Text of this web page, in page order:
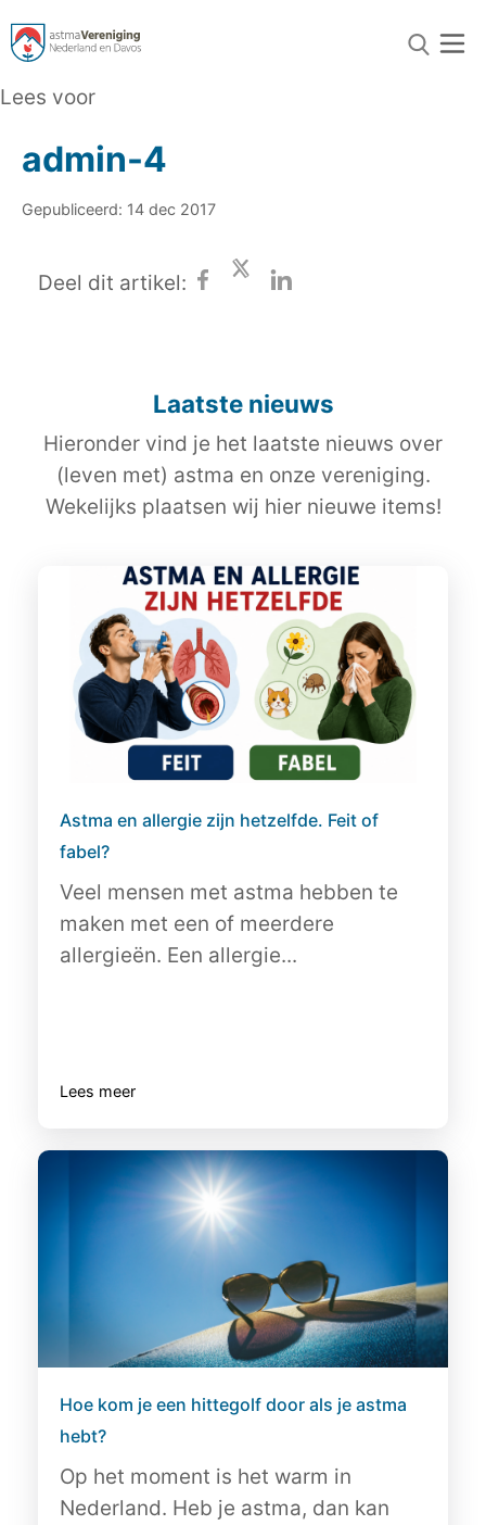
Lees voor
admin-4
Gepubliceerd: 14 dec 2017
Deel dit artikel:
Laatste nieuws
Hieronder vind je het laatste nieuws over
(leven met) astma en onze vereniging.
Wekelijks plaatsen wij hier nieuwe items!
Astma en allergie zijn hetzelfde. Feit of
fabel?
Veel mensen met astma hebben te
maken met een of meerdere
allergieën. Een allergie...
Lees meer
Hoe kom je een hittegolf door als je astma
hebt?
Op het moment is het warm in
Nederland. Heb je astma, dan kan